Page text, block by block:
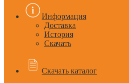
Информация
Доставка
История
Скачать
Скачать каталог